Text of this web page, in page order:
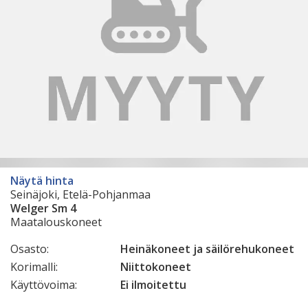
Näytä hinta
Seinäjoki, Etelä-Pohjanmaa
Welger Sm 4
Maatalouskoneet
Osasto:
Heinäkoneet ja säilörehukoneet
Korimalli:
Niittokoneet
Käyttövoima:
Ei ilmoitettu